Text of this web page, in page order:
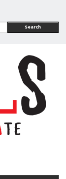
Search